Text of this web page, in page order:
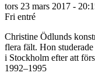
tors 23 mars 2017 -
Fri entré
Christine Ödlunds
flera fält. Hon
i Stockholm efter att
1992–1995